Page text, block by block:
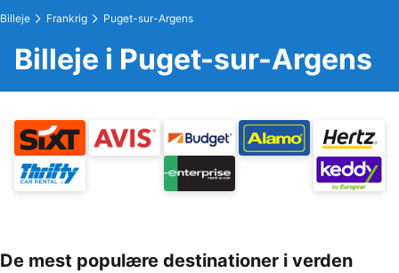
Billeje Frankrig Puget-sur-Argens
Billeje i Puget-sur-Argens
De mest populære destinationer i verden